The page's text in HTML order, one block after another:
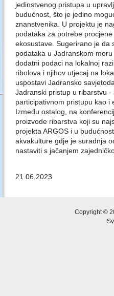
jedinstvenog pristupa u
budućnost, što je jedino
znanstvenika. U projektu je
podataka za potrebe
ekosustave. Sugerirano je da
podataka u Jadranskom
dodatni podaci na lokalnoj
ribolova i njihov utjecaj na
uspostavi Jadransko
Jadranski pristup u ribarstvu -
participativnom pristupu kao
Između ostalog, na
proizvode ribarstva koji su
projekta ARGOS i u
akvakulture gdje je suradnja
nastaviti s jačanjem
21.06.2023
Copyright ©